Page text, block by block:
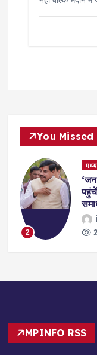
You Missed
2
MPINFO RSS